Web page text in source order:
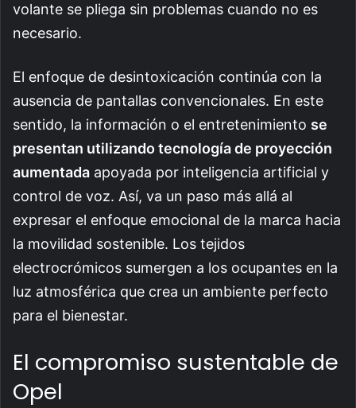
volante se pliega sin problemas cuando no es
necesario.
El enfoque de desintoxicación continúa con la
ausencia de pantallas convencionales. En este
sentido, la información o el entretenimiento se
presentan utilizando tecnología de proyección
aumentada apoyada por inteligencia artificial y
control de voz. Así, va un paso más allá al
expresar el enfoque emocional de la marca hacia
la movilidad sostenible. Los tejidos
electrocrómicos sumergen a los ocupantes en la
luz atmosférica que crea un ambiente perfecto
para el bienestar.
El compromiso sustentable de
Opel